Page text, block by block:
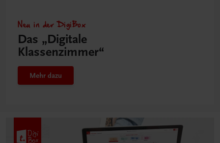
Neu in der DigiBox
Das „Digitale
Klassenzimmer“
Mehr dazu